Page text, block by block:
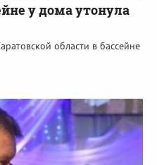
у дома утонула
области в бассейне